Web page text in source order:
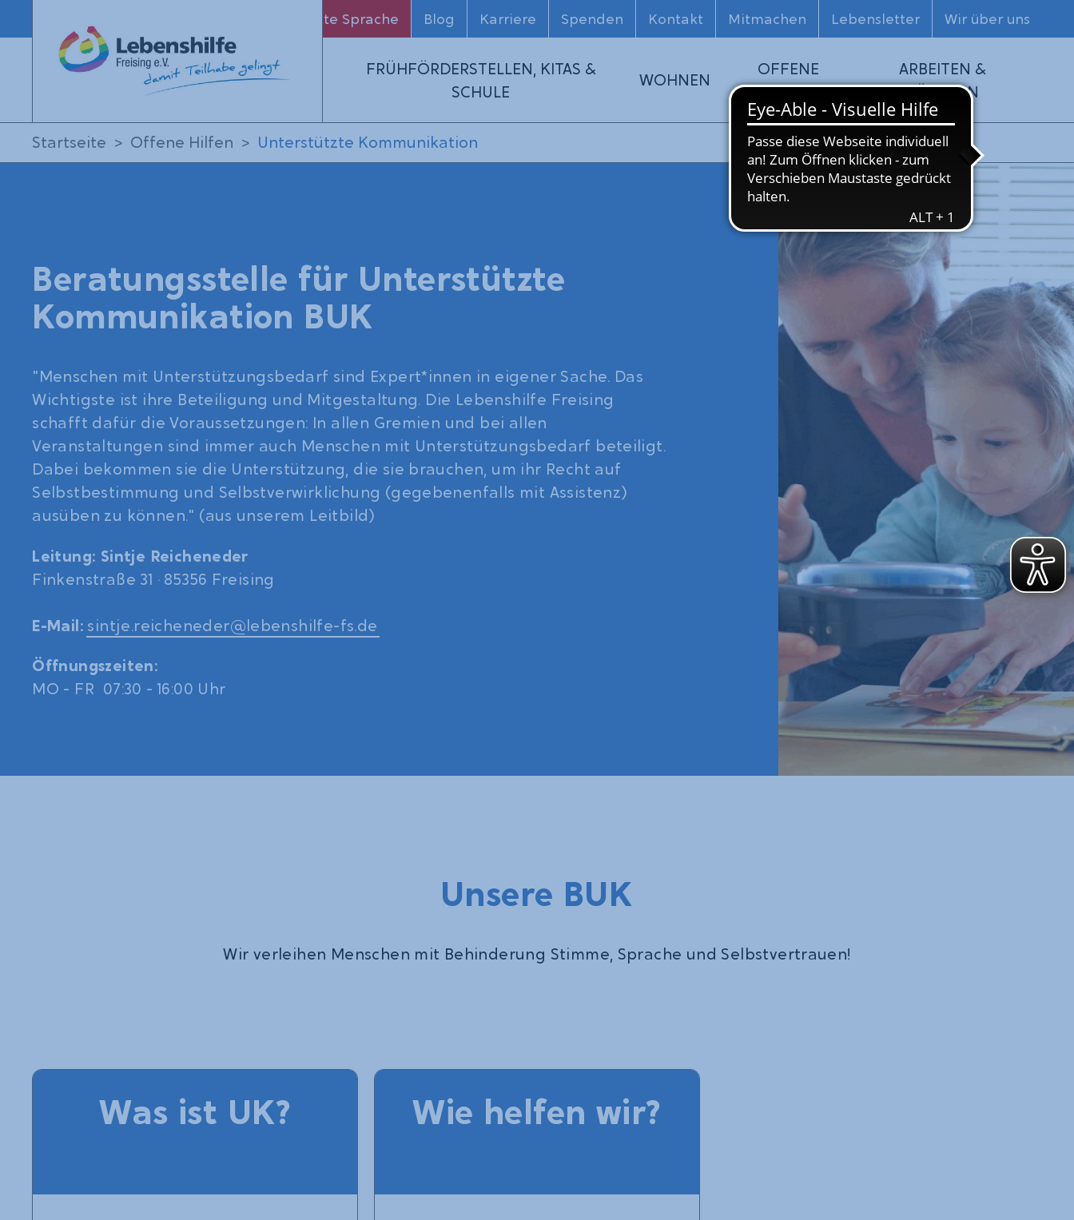
Leichte Sprache Blog Karriere Spenden Kontakt Mitmachen Lebensletter Wir über uns
FRÜHFÖRDERSTELLEN, KITAS &
SCHULE
WOHNEN
OFFENE
HILFEN
ARBEITEN &
FÖRDERN
Startseite Offene Hilfen Unterstützte Kommunikation
Beratungsstelle für Unterstützte
Kommunikation BUK
"Menschen mit Unterstützungsbedarf sind Expert*innen in eigener Sache. Das
Wichtigste ist ihre Beteiligung und Mitgestaltung. Die Lebenshilfe Freising
schafft dafür die Voraussetzungen: In allen Gremien und bei allen
Veranstaltungen sind immer auch Menschen mit Unterstützungsbedarf beteiligt.
Dabei bekommen sie die Unterstützung, die sie brauchen, um ihr Recht auf
Selbstbestimmung und Selbstverwirklichung (gegebenenfalls mit Assistenz)
ausüben zu können." (aus unserem Leitbild)
Leitung: Sintje Reicheneder
Finkenstraße 31 · 85356 Freising
E-Mail: sintje.reicheneder@lebenshilfe-fs.de
Öffnungszeiten:
MO - FR 07:30 - 16:00 Uhr
Unsere BUK
Wir verleihen Menschen mit Behinderung Stimme, Sprache und Selbstvertrauen!
Was ist UK? Wie helfen wir?